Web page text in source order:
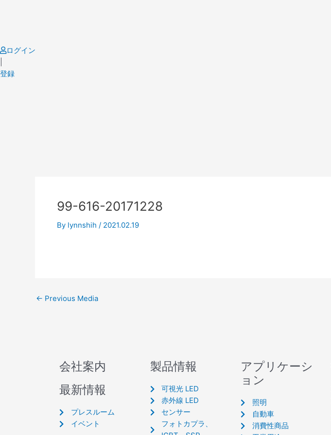
ログイン
登録
99-616-20171228
By lynnshih / 2021.02.19
← Previous Media
会社案内
最新情報
プレスルーム
イベント
製品情報
可視光 LED
赤外線 LED
センサー
フォトカプラ、
アプリケーシ
ョン
照明
自動車
消費性商品